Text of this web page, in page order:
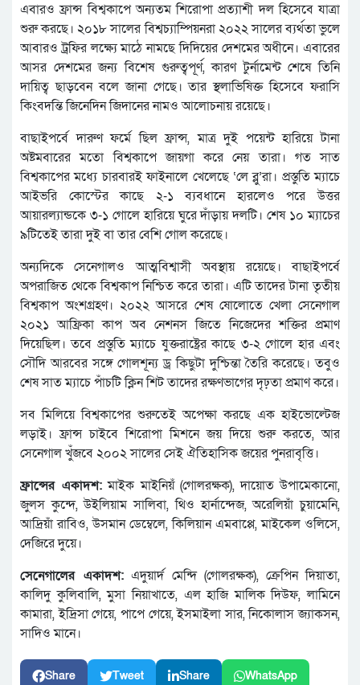
এবারও ফ্রান্স বিশ্বকাপে অন্যতম শিরোপা প্রত্যাশী দল হিসেবে যাত্রা
শুরু করছে। ২০১৮ সালের বিশ্বচ্যাম্পিয়নরা ২০২২ সালের ব্যর্থতা ভুলে
আবারও ট্রফির লক্ষ্যে মাঠে নামছে দিদিয়ের দেশমের অধীনে। এবারের
আসর দেশমের জন্য বিশেষ গুরুত্বপূর্ণ, কারণ টুর্নামেন্ট শেষে তিনি
দায়িত্ব ছাড়বেন বলে জানা গেছে। তার স্থলাভিষিক্ত হিসেবে ফরাসি
কিংবদন্তি জিনেদিন জিদানের নামও আলোচনায় রয়েছে।
বাছাইপর্বে দারুণ ফর্মে ছিল ফ্রান্স, মাত্র দুই পয়েন্ট হারিয়ে টানা
অষ্টমবারের মতো বিশ্বকাপে জায়গা করে নেয় তারা। গত সাত
বিশ্বকাপের মধ্যে চারবারই ফাইনালে খেলেছে ‘লে ব্লু’রা। প্রস্তুতি ম্যাচে
আইভরি কোস্টের কাছে ২-১ ব্যবধানে হারলেও পরে উত্তর
আয়ারল্যান্ডকে ৩-১ গোলে হারিয়ে ঘুরে দাঁড়ায় দলটি। শেষ ১০ ম্যাচের
৯টিতেই তারা দুই বা তার বেশি গোল করেছে।
অন্যদিকে সেনেগালও আত্মবিশ্বাসী অবস্থায় রয়েছে। বাছাইপর্বে
অপরাজিত থেকে বিশ্বকাপ নিশ্চিত করে তারা। এটি তাদের টানা তৃতীয়
বিশ্বকাপ অংশগ্রহণ। ২০২২ আসরে শেষ ষোলোতে খেলা সেনেগাল
২০২১ আফ্রিকা কাপ অব নেশনস জিতে নিজেদের শক্তির প্রমাণ
দিয়েছিল। তবে প্রস্তুতি ম্যাচে যুক্তরাষ্ট্রের কাছে ৩-২ গোলে হার এবং
সৌদি আরবের সঙ্গে গোলশূন্য ড্র কিছুটা দুশ্চিন্তা তৈরি করেছে। তবুও
শেষ সাত ম্যাচে পাঁচটি ক্লিন শিট তাদের রক্ষণভাগের দৃঢ়তা প্রমাণ করে।
সব মিলিয়ে বিশ্বকাপের শুরুতেই অপেক্ষা করছে এক হাইভোল্টেজ
লড়াই। ফ্রান্স চাইবে শিরোপা মিশনে জয় দিয়ে শুরু করতে, আর
সেনেগাল খুঁজবে ২০০২ সালের সেই ঐতিহাসিক জয়ের পুনরাবৃত্তি।
ফ্রান্সের একাদশ: মাইক মাইনিয়ঁ (গোলরক্ষক), দায়োত উপামেকানো,
জুলস কুন্দে, উইলিয়াম সালিবা, থিও হার্নান্দেজ, অরেলিয়াঁ চুয়ামেনি,
আদ্রিয়াঁ রাবিও, উসমান ডেম্বেলে, কিলিয়ান এমবাপ্পে, মাইকেল ওলিসে,
দেজিরে দুয়ে।
সেনেগালের একাদশ: এদুয়ার্দ মেন্দি (গোলরক্ষক), ক্রেপিন দিয়াতা,
কালিদু কুলিবালি, মুসা নিয়াখাতে, এল হাজি মালিক দিউফ, লামিনে
কামারা, ইদ্রিসা গেয়ে, পাপে গেয়ে, ইসমাইলা সার, নিকোলাস জ্যাকসন,
সাদিও মানে।
Share Tweet Share WhatsApp